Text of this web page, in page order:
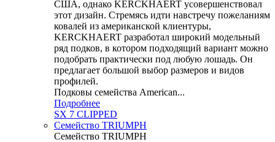
США, однако KERCKHAERT усовершенствовал
этот дизайн. Стремясь идти навстречу пожеланиям
ковалей из американской клиентуры,
KERCKHAERT разработал широкий модельный
ряд подков, в котором подходящий вариант можно
подобрать практически под любую лошадь. Он
предлагает большой выбор размеров и видов
профилей.
Подковы семейства American...
Подробнее
SX 7 CLIPPED
Семейство TRIUMPH
Семейство TRIUMPH